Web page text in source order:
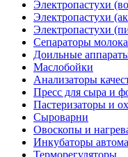
Электропастухи
Электропастухи
Электропастухи
Сепараторы
Доильные
Маслобойки
Анализаторы
Пресс для сыра и
Пастеризаторы и
Сыроварни
Овоскопы и
Инкубаторы
Терморегуляторы